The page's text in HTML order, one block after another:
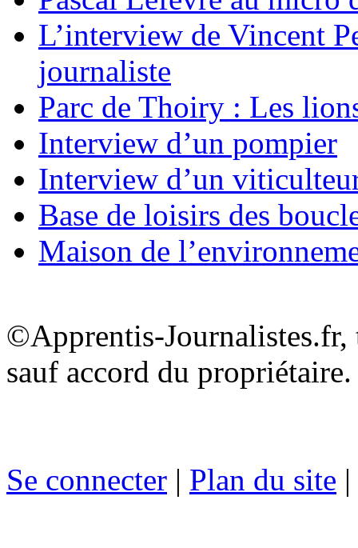
L’interview de Vincent
journaliste
Parc de Thoiry : Les
Interview d’un pompier
Interview d’un
Base de loisirs des
Maison de
©Apprentis-
sauf accord du propriétaire.
Se connecter | Plan du site |